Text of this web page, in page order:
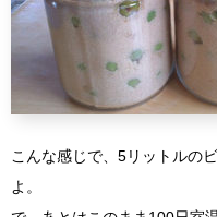
こんな感じで、5リットルの
よ。